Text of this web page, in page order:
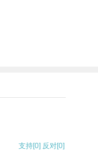
支持[0] 反对[0]